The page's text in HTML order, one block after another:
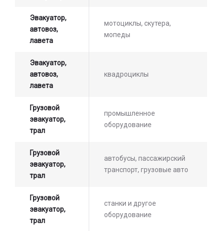
Эвакуатор,
автовоз,
лавета
мотоциклы, скутера,
мопеды
Эвакуатор,
автовоз,
лавета
квадроциклы
Грузовой
эвакуатор,
трал
промышленное
оборудование
Грузовой
эвакуатор,
трал
автобусы, пассажирский
транспорт, грузовые авто
Грузовой
эвакуатор,
трал
станки и другое
оборудование